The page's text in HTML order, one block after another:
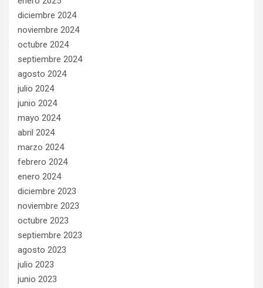
diciembre 2024
noviembre 2024
octubre 2024
septiembre 2024
agosto 2024
julio 2024
junio 2024
mayo 2024
abril 2024
marzo 2024
febrero 2024
enero 2024
diciembre 2023
noviembre 2023
octubre 2023
septiembre 2023
agosto 2023
julio 2023
junio 2023